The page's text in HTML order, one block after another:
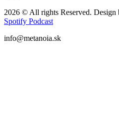
2026 © All rights Reserved. Design
Spotify Podcast
info@metanoia.sk